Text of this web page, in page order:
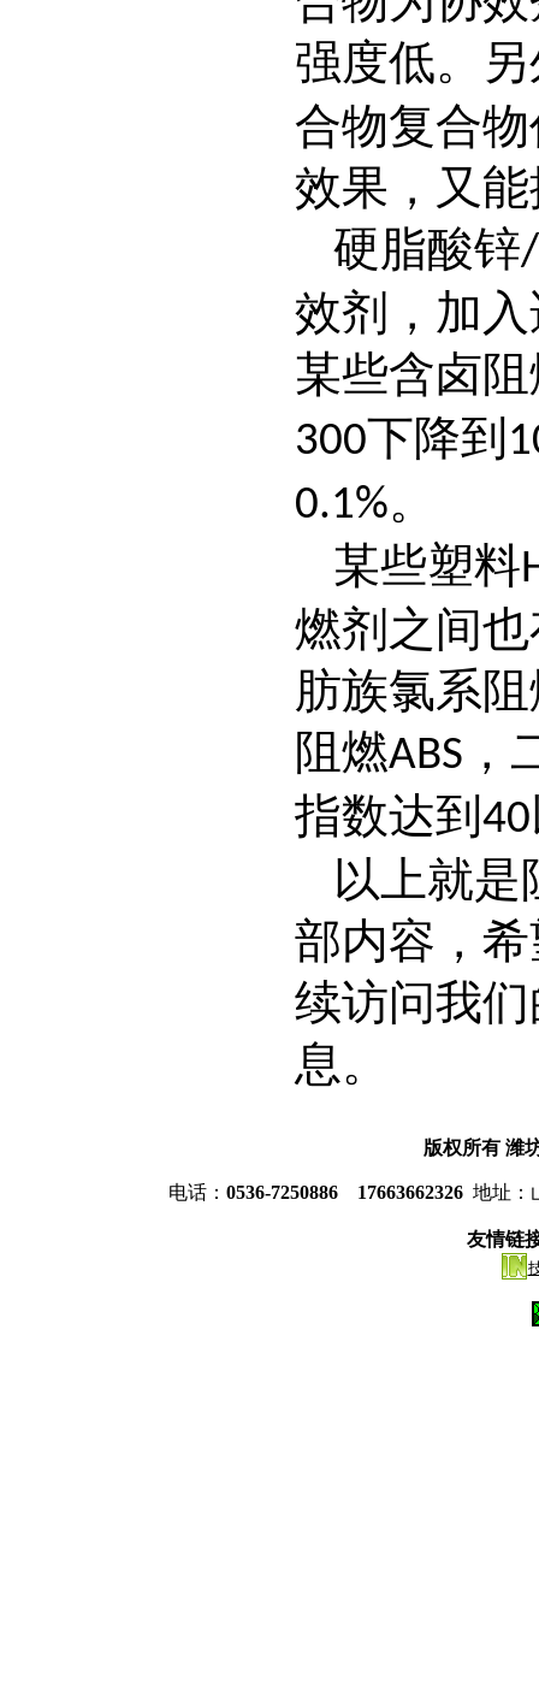
强度低。
合物复合
效果，又
硬脂酸锌/
效剂，加
某些含卤
300下降到
0.1%。
某些塑料
燃剂之间
肪族氯系
阻燃ABS ，
指数达到 40
以上就是
部内容，
续访问我
息。
版权所有 潍
电话： 0536-7250886 17663662326 地址：
友情链